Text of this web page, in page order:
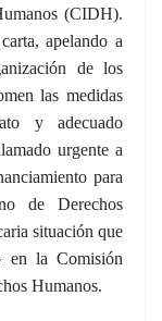
(CIDH).
apelando a
de los
las medidas
y adecuado
urgente a
para
de Derechos
situación que
en la Comisión
Humanos.